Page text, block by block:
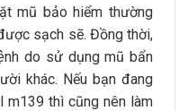
mũ bảo hiểm thường
sạch sẽ. Đồng thời,
do sử dụng mũ bẩn
khác. Nếu bạn đang
thì cũng nên làm